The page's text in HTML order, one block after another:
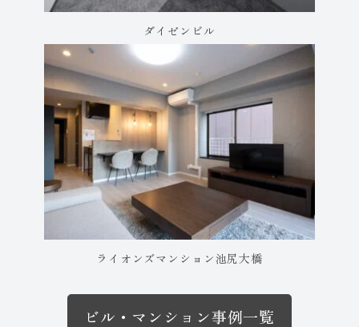
ダイゼンビル
ライオンズマンション池尻大橋
ビル・マンション事例一覧